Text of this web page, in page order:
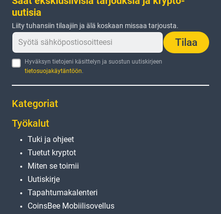
uutisia
Liity tuhansiin tilaajiin ja älä koskaan missaa tarjousta.
Tilaa
Hyväksyn tietojeni käsittelyn ja suostun uutiskirjeen
tietosuojakäytäntöön.
Kategoriat
Työkalut
Tuki ja ohjeet
Tuetut kryptot
Miten se toimii
Uutiskirje
Tapahtumakalenteri
CoinsBee Mobiilisovellus